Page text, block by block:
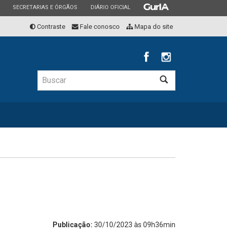
ESTADO
SECRETARIAS E ÓRGÃOS ESTADO
DIÁRIO OFICIAL ESTADO
Contraste Fale conosco Mapa do site
Buscar
Publicação: 30/10/2023 às 09h36min